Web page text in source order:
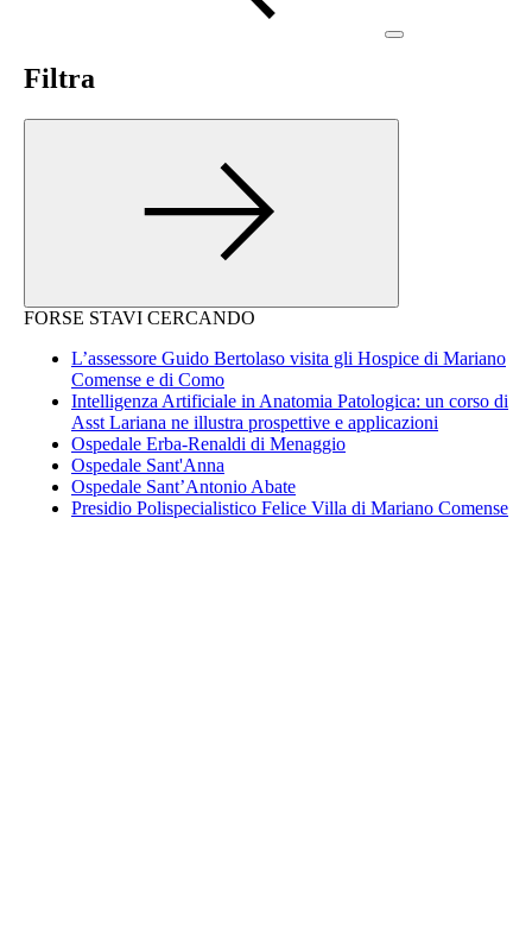
Filtra
FORSE STAVI CERCANDO
L’assessore Guido Bertolaso visita gli Hospice di Mariano
Comense e di Como
Intelligenza Artificiale in Anatomia Patologica: un corso di
Asst Lariana ne illustra prospettive e applicazioni
Ospedale Erba-Renaldi di Menaggio
Ospedale Sant'Anna
Ospedale Sant’Antonio Abate
Presidio Polispecialistico Felice Villa di Mariano Comense